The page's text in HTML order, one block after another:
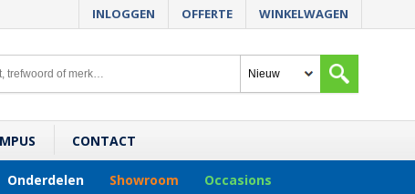
INLOGGEN OFFERTE WINKELWAGEN
CONTACT
Onderdelen Showroom Occasions